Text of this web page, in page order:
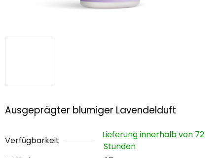
Ausgeprägter blumiger Lavendelduft
Verfügbarkeit
Lieferung innerhalb von 72
Stunden